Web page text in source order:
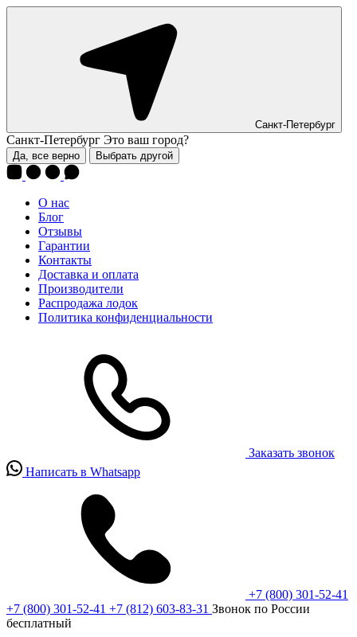
Санкт-Петербург
Санкт-Петербург Это ваш город?
Да, все верно Выбрать другой
О нас
Блог
Отзывы
Гарантии
Контакты
Доставка и оплата
Производители
Распродажа лодок
Политика конфиденциальности
Заказать звонок
Написать в Whatsapp
+7 (800) 301-52-41
+7 (800) 301-52-41 +7 (812) 603-83-31 Звонок по России
бесплатный